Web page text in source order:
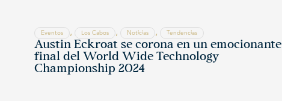
Eventos , Los Cabos , Noticias , Tendencias
Austin Eckroat se corona en un emocionante
final del World Wide Technology
Championship 2024